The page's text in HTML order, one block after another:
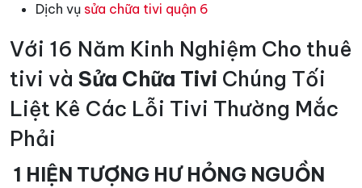
Dịch vụ sửa chữa tivi quận 6
Với 16 Năm Kinh Nghiệm Cho thuê
tivi và Sửa Chữa Tivi Chúng Tối
Liệt Kê Các Lỗi Tivi Thường Mắc
Phải
1 HIỆN TƯỢNG HƯ HỎNG NGUỒN